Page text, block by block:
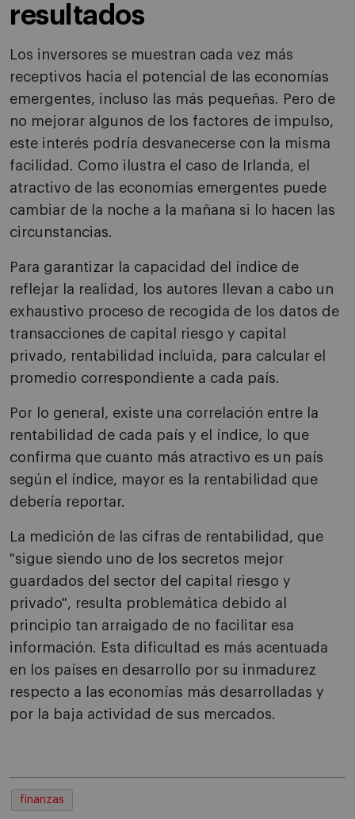
resultados
Los inversores se muestran cada vez más
receptivos hacia el potencial de las economías
emergentes, incluso las más pequeñas. Pero de
no mejorar algunos de los factores de impulso,
este interés podría desvanecerse con la misma
facilidad. Como ilustra el caso de Irlanda, el
atractivo de las economías emergentes puede
cambiar de la noche a la mañana si lo hacen las
circunstancias.
Para garantizar la capacidad del índice de
reflejar la realidad, los autores llevan a cabo un
exhaustivo proceso de recogida de los datos de
transacciones de capital riesgo y capital
privado, rentabilidad incluida, para calcular el
promedio correspondiente a cada país.
Por lo general, existe una correlación entre la
rentabilidad de cada país y el índice, lo que
confirma que cuanto más atractivo es un país
según el índice, mayor es la rentabilidad que
debería reportar.
La medición de las cifras de rentabilidad, que
"sigue siendo uno de los secretos mejor
guardados del sector del capital riesgo y
privado", resulta problemática debido al
principio tan arraigado de no facilitar esa
información. Esta dificultad es más acentuada
en los países en desarrollo por su inmadurez
respecto a las economías más desarrolladas y
por la baja actividad de sus mercados.
finanzas